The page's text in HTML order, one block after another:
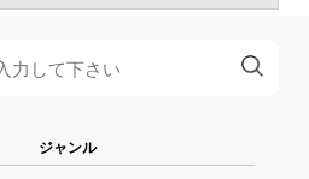
ジャンル